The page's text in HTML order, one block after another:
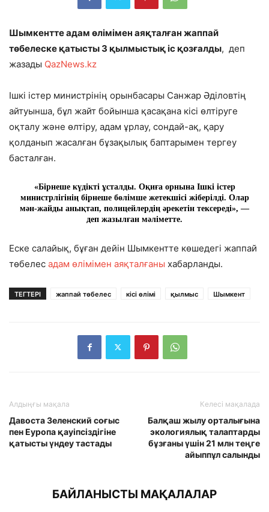
Шымкентте адам өлімімен аяқталған жаппай
төбелеске қатысты 3 қылмыстық іс қозғалды, деп
жазады QazNews.kz
Ішкі істер министрінің орынбасары Санжар Әділовтің
айтуынша, бұл жайт бойынша қасақана кісі өлтіруге
оқталу және өлтіру, адам ұрлау, сондай-ақ, қару
қолданып жасалған бұзақылық баптарымен тергеу
басталған.
«Бірнеше күдікті ұсталды. Оқиға орнына Ішкі істер
министрлігінің бірнеше бөлімше жетекшісі жіберілді. Олар
мән-жайды анықтап, полицейлердің әрекетін тексереді», —
деп жазылған мәліметте.
Еске салайық, бұған дейін Шымкентте көшедегі жаппай
төбелес адам өлімімен аяқталғаны хабарланды.
ТЕГТЕРІ жаппай төбелес кісі өлімі қылмыс Шымкент
Алдыңғы мақала
Давоста Зеленский соғыс
пен Еуропа қауіпсіздігіне
қатысты үндеу тастады
Келесі мақалада
Балқаш жылу орталығына
экологиялық талаптарды
бұзғаны үшін 21 млн теңге
айыппұл салынды
БАЙЛАНЫСТЫ МАҚАЛАЛАР